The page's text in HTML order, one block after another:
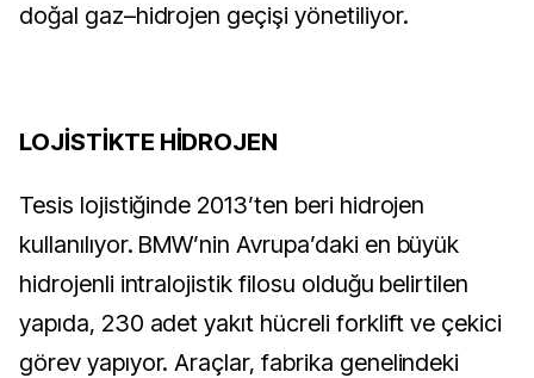
doğal gaz–hidrojen geçişi yönetiliyor.
LOJİSTİKTE HİDROJEN
Tesis lojistiğinde 2013’ten beri hidrojen
kullanılıyor. BMW’nin Avrupa’daki en büyük
hidrojenli intralojistik filosu olduğu belirtilen
yapıda, 230 adet yakıt hücreli forklift ve çekici
görev yapıyor. Araçlar, fabrika genelindeki